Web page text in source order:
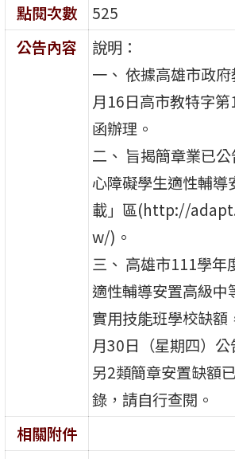
點閱次數
525
公告內容
說明：
一、 依據高雄市政
月16日高市教特字
函辦理。
二、 旨揭簡章業已
心障礙學生適性輔
載」區(http://
w/)。
三、 高雄市111學年
適性輔導安置高級中
實用技能班學校缺額
月30日（星期四）公
另2類簡章安置缺額
錄，請自行查閱。
相關附件